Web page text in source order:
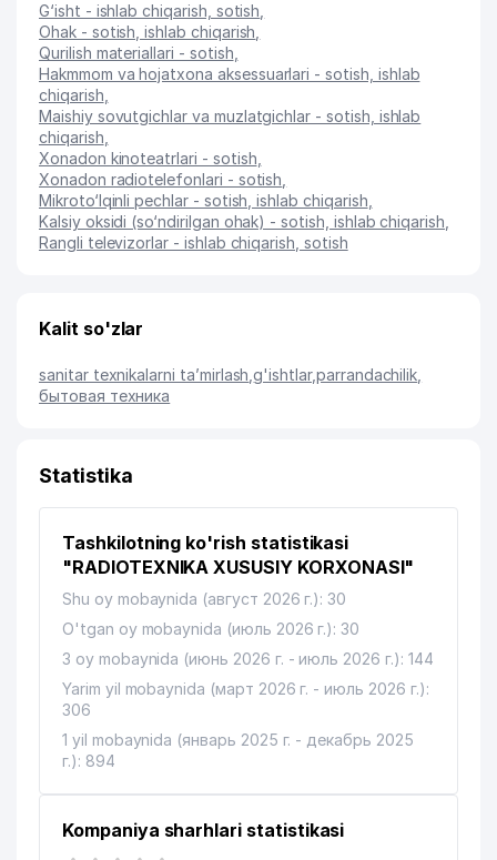
G‘isht - ishlab chiqarish, sotish
Ohak - sotish, ishlab chiqarish
Qurilish materiallari - sotish
Hakmmom va hojatxona aksessuarlari - sotish, ishlab
chiqarish
Maishiy sovutgichlar va muzlatgichlar - sotish, ishlab
chiqarish
Xonadon kinoteatrlari - sotish
Xonadon radiotelefonlari - sotish
Mikroto‘lqinli pechlar - sotish, ishlab chiqarish
Kalsiy oksidi (so‘ndirilgan ohak) - sotish, ishlab chiqarish
Rangli televizorlar - ishlab chiqarish, sotish
Kalit so'zlar
sanitar texnikalarni ta’mirlash ,g'ishtlar,parrandachilik
бытовая техника
Statistika
Tashkilotning ko'rish statistikasi
"RADIOTEXNIKA XUSUSIY KORXONASI"
Shu oy mobaynida (август 2026 г.): 30
O'tgan oy mobaynida (июль 2026 г.): 30
3 oy mobaynida (июнь 2026 г. - июль 2026 г.): 144
Yarim yil mobaynida (март 2026 г. - июль 2026 г.):
306
1 yil mobaynida (январь 2025 г. - декабрь 2025
г.): 894
Kompaniya sharhlari statistikasi